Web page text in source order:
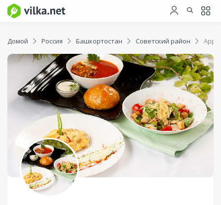
Домой Россия Башкортостан Советский район